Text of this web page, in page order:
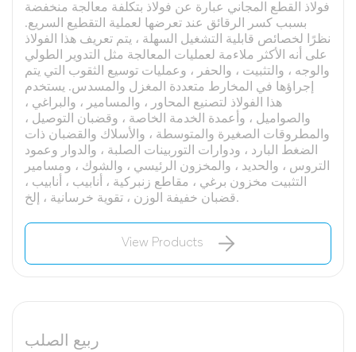
فولاذ القطع المجاني عبارة عن فولاذ بتكلفة معالجة منخفضة
بسبب كسر الرقائق عند تعرضها لعملية التقطيع السريع.
نظرًا لخصائص قابلية التشغيل السهلة ، يتم تعريف هذا الفولاذ
على أنه الأكثر ملاءمة لعمليات المعالجة مثل التدوير الطولي
والوجه ، والتثبيت ، والحفر ، وعمليات توسيع الثقوب التي يتم
إجراؤها في المخارط متعددة المغزل والمسدس. يستخدم
هذا الفولاذ لتصنيع المحاور ، والمسامير ، والبراغي ،
والصواميل ، وأعمدة الخدمة الخاصة ، وقضبان التوصيل ،
والمطروقات الصغيرة والمتوسطة ، والأسلاك والقضبان ذات
الضغط البارد ، ودوارات التوربينات الصلبة ، والدوار وعمود
التروس ، والحديد ، والمخزون الرئيسي ، والشوك ، ومسامير
التثبيت مخزون برغي ، مقاطع زنبركية ، أنابيب ، أنابيب ،
قضبان خفيفة الوزن ، تقوية خرسانية ، إلخ.
View Products
ربيع الصلب